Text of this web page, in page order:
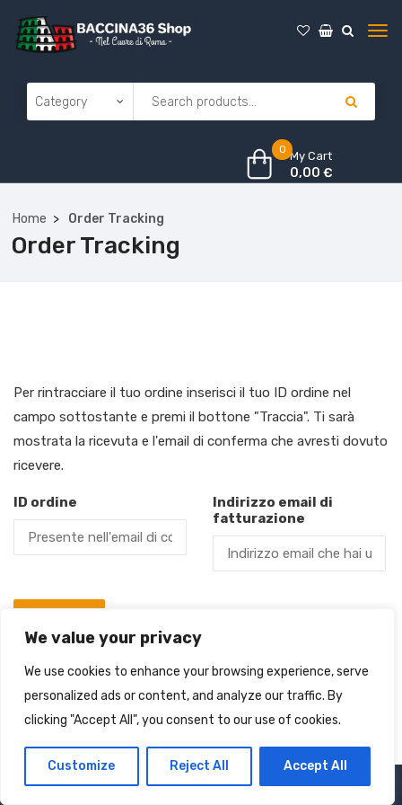
We value your privacy
We use cookies to enhance your browsing experience, serve
personalized ads or content, and analyze our traffic. By
clicking "Accept All", you consent to our use of cookies.
Customize Reject All Accept All
0 My Cart
0,00€
Home Order Tracking
Order Tracking
Per rintracciare il tuo ordine inserisci il tuo ID ordine nel
campo sottostante e premi il bottone "Traccia". Ti sarà
mostrata la ricevuta e l'email di conferma che avresti dovuto
ricevere.
ID ordine
Indirizzo email di
fatturazione